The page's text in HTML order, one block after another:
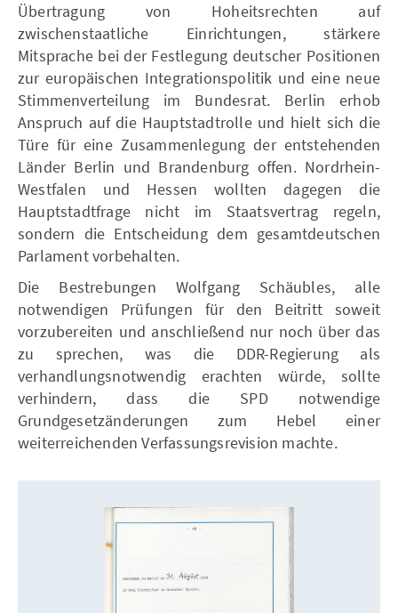
Übertragung von Hoheitsrechten auf
zwischenstaatliche Einrichtungen, stärkere
Mitsprache bei der Festlegung deutscher Positionen
zur europäischen Integrationspolitik und eine neue
Stimmenverteilung im Bundesrat. Berlin erhob
Anspruch auf die Hauptstadtrolle und hielt sich die
Türe für eine Zusammenlegung der entstehenden
Länder Berlin und Brandenburg offen. Nordrhein-
Westfalen und Hessen wollten dagegen die
Hauptstadtfrage nicht im Staatsvertrag regeln,
sondern die Entscheidung dem gesamtdeutschen
Parlament vorbehalten.
Die Bestrebungen Wolfgang Schäubles, alle
notwendigen Prüfungen für den Beitritt soweit
vorzubereiten und anschließend nur noch über das
zu sprechen, was die DDR-Regierung als
verhandlungsnotwendig erachten würde, sollte
verhindern, dass die SPD notwendige
Grundgesetzänderungen zum Hebel einer
weiterreichenden Verfassungsrevision machte.